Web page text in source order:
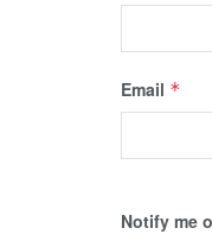
Email *
Notify me